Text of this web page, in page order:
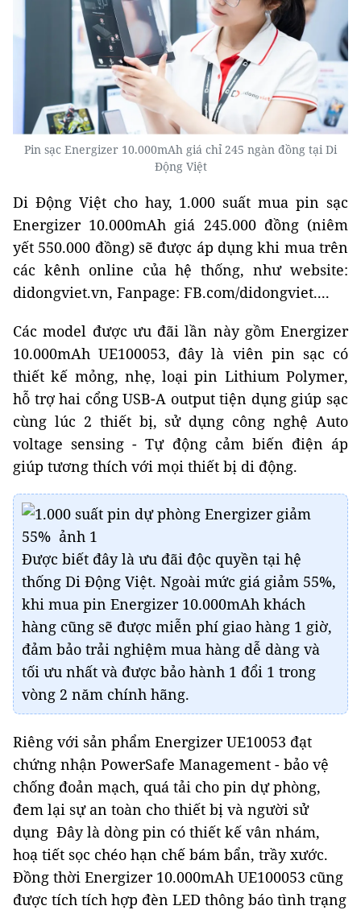
Pin sạc Energizer 10.000mAh giá chỉ 245 ngàn đồng tại Di
Động Việt
Di Động Việt cho hay, 1.000 suất mua pin sạc
Energizer 10.000mAh giá 245.000 đồng (niêm
yết 550.000 đồng) sẽ được áp dụng khi mua trên
các kênh online của hệ thống, như website:
didongviet.vn, Fanpage: FB.com/didongviet....
Các model được ưu đãi lần này gồm Energizer
10.000mAh UE100053, đây là viên pin sạc có
thiết kế mỏng, nhẹ, loại pin Lithium Polymer,
hỗ trợ hai cổng USB-A output tiện dụng giúp sạc
cùng lúc 2 thiết bị, sử dụng công nghệ Auto
voltage sensing - Tự động cảm biến điện áp
giúp tương thích với mọi thiết bị di động.
Được biết đây là ưu đãi độc quyền tại hệ
thống Di Động Việt. Ngoài mức giá giảm 55%,
khi mua pin Energizer 10.000mAh khách
hàng cũng sẽ được miễn phí giao hàng 1 giờ,
đảm bảo trải nghiệm mua hàng dễ dàng và
tối ưu nhất và được bảo hành 1 đổi 1 trong
vòng 2 năm chính hãng.
Riêng với sản phẩm Energizer UE10053 đạt
chứng nhận PowerSafe Management - bảo vệ
chống đoản mạch, quá tải cho pin dự phòng,
đem lại sự an toàn cho thiết bị và người sử
dụng Đây là dòng pin có thiết kế vân nhám,
hoạ tiết sọc chéo hạn chế bám bẩn, trầy xước.
Đồng thời Energizer 10.000mAh UE100053 cũng
được tích tích hợp đèn LED thông báo tình trạng